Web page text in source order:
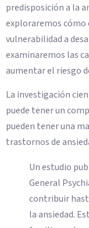
predisposición a la
exploraremos cómo
vulnerabilidad a
examinaremos las
aumentar el riesgo
La investigación
puede tener un
pueden tener una
trastornos de
Un estudio
General
contribuir
la ansiedad.